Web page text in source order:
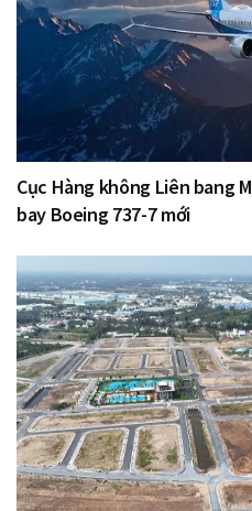
Cục Hàng không Liên bang
bay Boeing 737-7 mới